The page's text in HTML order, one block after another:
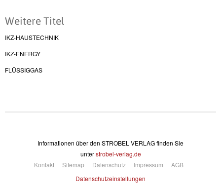
Weitere Titel
IKZ-HAUSTECHNIK
IKZ-ENERGY
FLÜSSIGGAS
Informationen über den STROBEL VERLAG finden Sie
unterstrobel-verlag.de
Kontakt
Sitemap Datenschutz Impressum
AGB
Datenschutzeinstellungen